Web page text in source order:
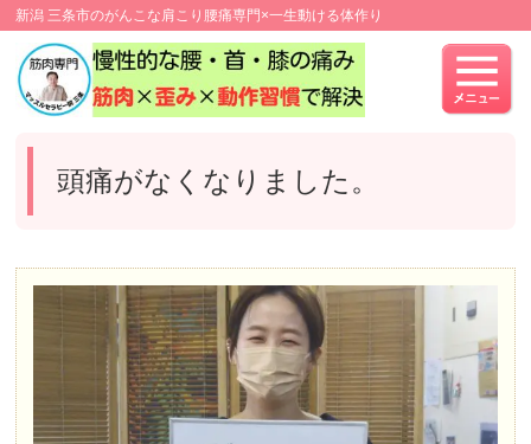
新潟 三条市のがんこな肩こり腰痛専門×一生動ける体作り
頭痛がなくなりました。